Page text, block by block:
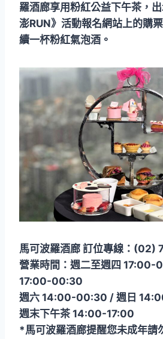
羅酒廊享用粉紅公益下午茶，
澎RUN》活動報名網站上的購
續一杯粉紅氣泡酒。
馬可波羅酒廊 訂位專線：(02)
營業時間：週二至週四 17:00-
17:00-00:30
週六 14:00-00:30 / 週日
週末下午茶 14:00-17:00
*馬可波羅酒廊提醒您未成年請